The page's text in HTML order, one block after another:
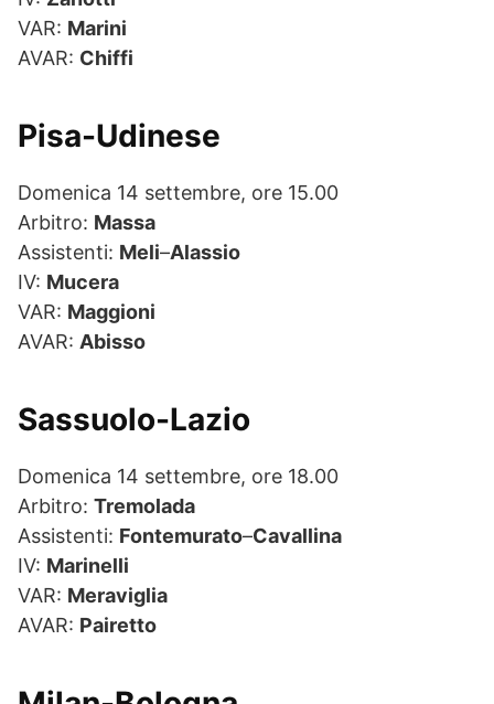
VAR: Marini
AVAR: Chiffi
Pisa-Udinese
Domenica 14 settembre, ore 15.00
Arbitro: Massa
Assistenti: Meli–Alassio
IV: Mucera
VAR: Maggioni
AVAR: Abisso
Sassuolo-Lazio
Domenica 14 settembre, ore 18.00
Arbitro: Tremolada
Assistenti: Fontemurato–Cavallina
IV: Marinelli
VAR: Meraviglia
AVAR: Pairetto